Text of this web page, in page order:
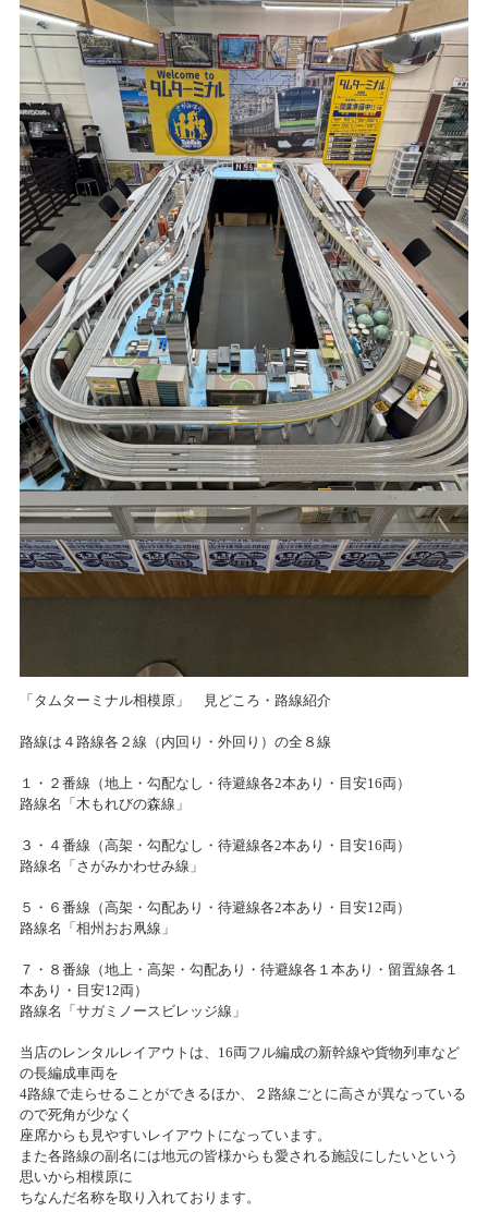
2021/08/21
PCR検査陽性者発生のお知らせ
2021/08/04
PCR検査陽性者発生のお知らせ
2021/02/24
ホビーショップタムタム岡山店開店のお知らせ
2021/02/02
ホビーショップタムタム金沢店開店のお知らせ
2021/01/14
一部店舗 営業時間変更のお知らせ
2021/01/08
一部店舗 営業時間変更のお知らせ
2020/05/06
タムタム岐阜店の営業時間短縮とサーキット休止期間延長のお知らせ
筑紫野店の営業時間短縮とサーキット休止期間延長のお知らせ
新型コロナウィルス感染症対策について
2020/04/23
札幌店 グランドオープンのお知らせ
2020/04/17
上里店 臨時営業時間変更のお知らせ
2020/04/07
一部店舗 営業時間変更のお知らせ
2020/03/19
各種イベント開催中止に関するご案内
鉄道模型ジオラマ作製実演イベント
2026/04/05(日)
カテゴリ：鉄道模型
ターボレーシングレース大会
2026/03/15(日)
カテゴリ：ラジコン
創業50周年感謝祭プレゼント当選者発表のお知らせ
2026/02/21(土)
カテゴリ：キャンペーン
タムターミナル相模原 「貨物列車Day]
2026/02/08(日)
カテゴリ：鉄道模型
ありがとう50周年 創業50周年感謝祭開催のお知らせ
2026/01/17(土)～2026/02/16(月)
カテゴリ：キャンペーン
タムタム相模原店プレゼンツ『2025 冬の！プラモデル展示会』
『エアブラシ体験イベント』開催
2025/11/30(日)
カテゴリ：プラモデル
タムターミナル相模原『寝台列車Day』
2025/11/01(土)
カテゴリ：鉄道模型
タムタム相模原店 プレゼンツ『輝け！プラモデルコンテスト』
カテゴリ：プラモデル
2025/06/20(金)～2025/08/11(月)
カテゴリ：ミニカー
お客様感謝祭2025春プレゼント当選発表のお知らせ
2025/05/31(土)
カテゴリ：キャンペーン
「タムターミナル相模原」 見どころ・路線紹介
路線は４路線各２線（内回り・外回り）の全８線
１・２番線（地上・勾配なし・待避線各2本あり・目安16両）
路線名「木もれびの森線」
３・４番線（高架・勾配なし・待避線各2本あり・目安16両）
路線名「さがみかわせみ線」
５・６番線（高架・勾配あり・待避線各2本あり・目安12両）
路線名「相州おお凧線」
７・８番線（地上・高架・勾配あり・待避線各１本あり・留置線各１
本あり・目安12両）
路線名「サガミノースビレッジ線」
当店のレンタルレイアウトは、16両フル編成の新幹線や貨物列車など
の長編成車両を
4路線で走らせることができるほか、２路線ごとに高さが異なっている
ので死角が少なく
座席からも見やすいレイアウトになっています。
また各路線の副名には地元の皆様からも愛される施設にしたいという
思いから相模原に
ちなんだ名称を取り入れております。